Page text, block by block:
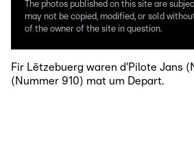
The photos published on this site are
may not be copied, modified, or sold
of the owner of the site in question.
Fir Lëtzebuerg waren d'Pilote Jans
(Nummer 910) mat um Depart.